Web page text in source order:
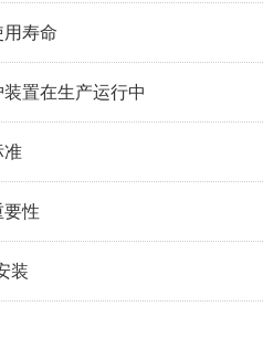
寿命
置在生产运行中
准
要性
装